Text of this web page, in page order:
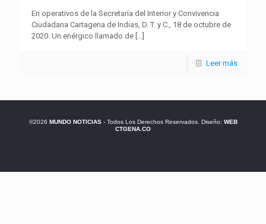
En operativos de la Secretaría del Interior y Convivencia
Ciudadana Cartagena de Indias, D. T. y C., 18 de octubre de
2020. Un enérgico llamado de […]
Leer más
©2026 MUNDO NOTICIAS- Todos Los Derechos Reservados. Diseño: WEB
CTGENA.CO